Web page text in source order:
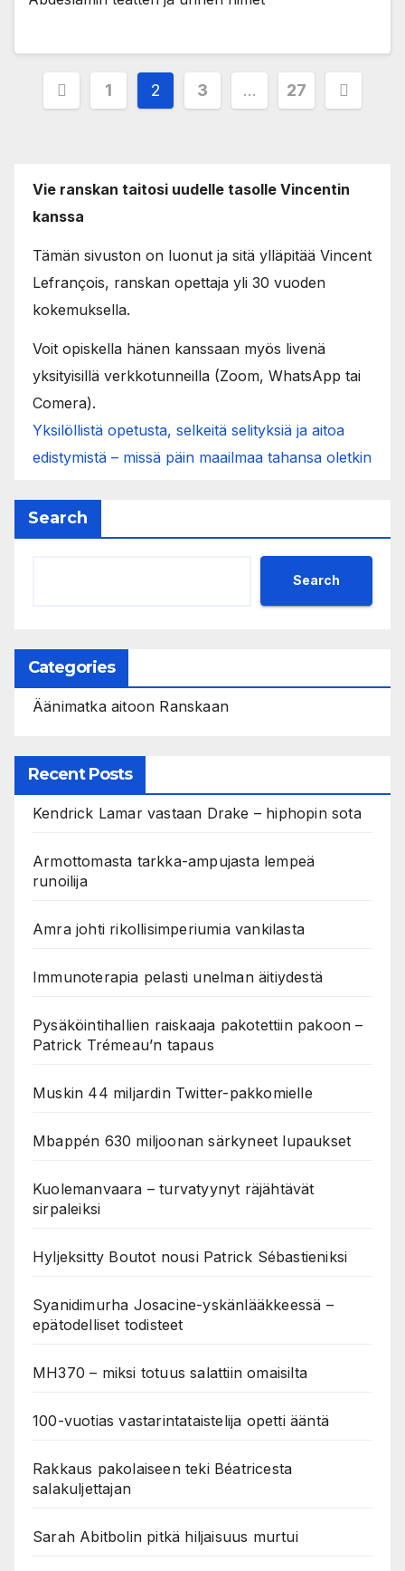
Posts
1 2 3 … 27
Vie ranskan taitosi uudelle tasolle Vincentin
kanssa
Tämän sivuston on luonut ja sitä ylläpitää Vincent
Lefrançois, ranskan opettaja yli 30 vuoden
kokemuksella.
Voit opiskella hänen kanssaan myös livenä
yksityisillä verkkotunneilla (Zoom, WhatsApp tai
Comera).
Yksilöllistä opetusta, selkeitä selityksiä ja aitoa
edistymistä – missä päin maailmaa tahansa oletkin
Search
Search
Categories
Äänimatka aitoon Ranskaan
Recent Posts
Kendrick Lamar vastaan Drake – hiphopin sota
Armottomasta tarkka-ampujasta lempeä
runoilija
Amra johti rikollisimperiumia vankilasta
Immunoterapia pelasti unelman äitiydestä
Pysäköintihallien raiskaaja pakotettiin pakoon –
Patrick Trémeau’n tapaus
Muskin 44 miljardin Twitter-pakkomielle
Mbappén 630 miljoonan särkyneet lupaukset
Kuolemanvaara – turvatyynyt räjähtävät
sirpaleiksi
Hyljeksitty Boutot nousi Patrick Sébastieniksi
Syanidimurha Josacine-yskänlääkkeessä –
epätodelliset todisteet
MH370 – miksi totuus salattiin omaisilta
100-vuotias vastarintataistelija opetti ääntä
Rakkaus pakolaiseen teki Béatricesta
salakuljettajan
Sarah Abitbolin pitkä hiljaisuus murtui